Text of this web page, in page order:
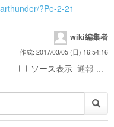
?Pe-2-21
wiki編集者
作成: 2017/03/05 (日) 16:54:16
ソース表示 通報 ...